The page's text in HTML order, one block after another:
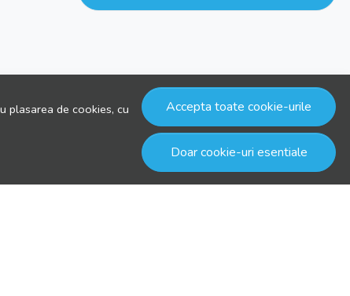
plasarea de cookies, cu
Accepta toate cookie-urile
Doar cookie-uri esentiale